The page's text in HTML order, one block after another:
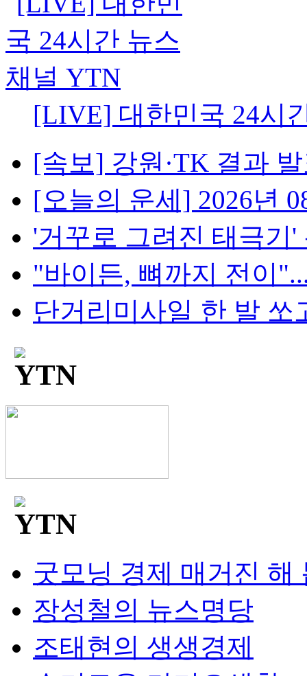
[LIVE] 대한민국 24시
[속보] 강원·TK 결과
[오늘의 운세] 2026년
'거꾸로 그려진 태극기'
"바이든, 뼈까지 전이
단거리미사일 한 발 쏘
굿모닝 경제 매거진 해
장성철의 뉴스명당
조태현의 생생경제